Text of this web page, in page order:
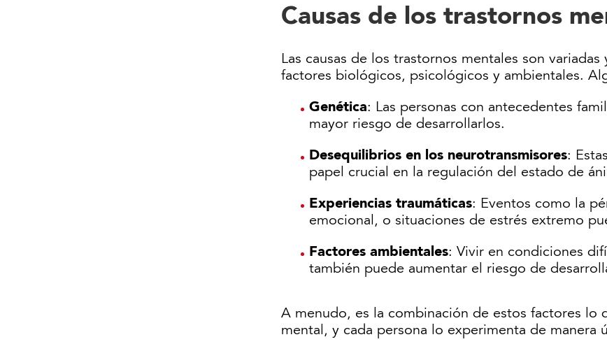
Causas de los trastornos
Las causas de los trastornos mentales son
factores biológicos, psicológicos y ambientales.
Genética: Las personas con antecedentes
mayor riesgo de desarrollarlos.
Desequilibrios en los neurotransmisores:
papel crucial en la regulación del estado de
Experiencias traumáticas: Eventos como la
emocional, o situaciones de estrés extremo
Factores ambientales: Vivir en condiciones
también puede aumentar el riesgo de
A menudo, es la combinación de estos factores lo
mental, y cada persona lo experimenta de manera